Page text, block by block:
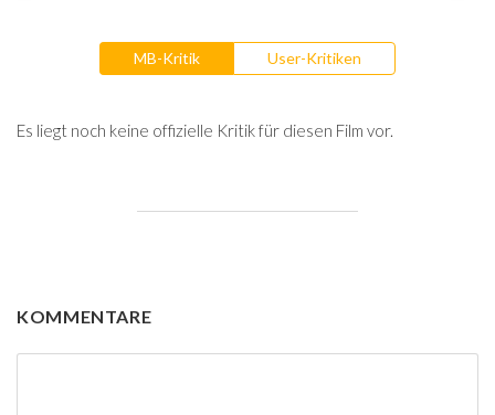
MB-Kritik User-Kritiken
Es liegt noch keine offizielle Kritik für diesen Film vor.
KOMMENTARE